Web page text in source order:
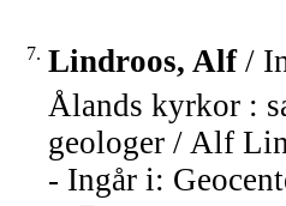
7. Lindroos, Alf/
Ålands kyrkor :
geologer / Alf
- Ingår i: